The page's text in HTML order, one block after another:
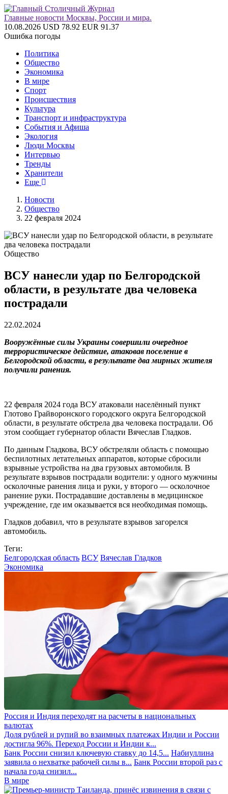
Главные новости Москвы, России и мира.
10.08.2026 USD 78.92 EUR 91.37
Ошибка погоды
Политика
Общество
Экономика
В мире
Спорт
Происшествия
Культура
Транспорт и инфраструктура
События и Афиша
Экология
Люди Москвы
Интервью
Тренды
Хранители
Еще
Новости
Общество
22 февраля 2024
Общество
ВСУ нанесли удар по Белгородской
области, в результате два человека
пострадали
22.02.2024
Вооружённые силы Украины совершили очередное
террористическое действие, атаковав поселение в
Белгородской области, в результате два мирных жителя
получили ранения.
22 февраля 2024 года ВСУ атаковали населённый пункт
Глотово Грайворонского городского округа Белгородской
области, в результате обстрела два человека пострадали. Об
этом сообщает губернатор области Вячеслав Гладков.
По данным Гладкова, ВСУ обстреляли область с помощью
беспилотных летательных аппаратов, которые сбросили
взрывные устройства на два грузовых автомобиля. В
результате взрывов пострадали водители: у одного мужчины
осколочные ранения лица и руки, у второго — осколочное
ранение руки. Пострадавшие доставлены в медицинское
учреждение, где им оказывается вся необходимая помощь.
Гладков добавил, что в результате взрывов загорелся
автомобиль.
Теги:
Белгородская область ВСУ Вячеслав Гладков
Экономика
Россия и Индия переходят на расчеты в национальных
валютах
Доля рублей и рупий во взаимных платежах Индии и России
достигла 96%. Переход России и Индии к...
Банк России снизил ключевую ставку до 14,5... Набиуллина
заявила о нехватке рабочей силы в... Банк России второй раз с
начала года снизил...
В мире